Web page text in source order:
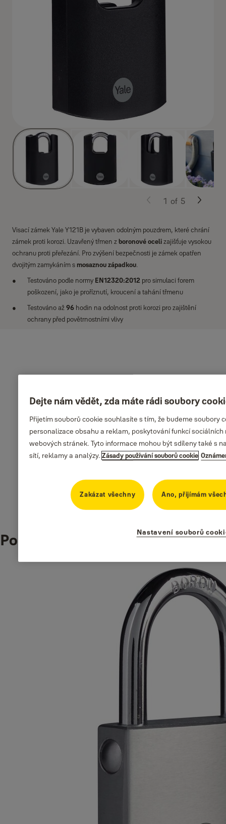
Visací zámek Yale Y121B je vybaven odolným pouzdrem, které chrání
zámek proti korozi. Uzavřený třmen zboronové ocelizajišťuje vysokou
ochranu proti přeřezání. Pro zvýšení bezpečnosti je zámek opatřen
dvojitým zamykáním s mosaznou západkou.
Testováno podle normy EN12320:2012 pro simulaci forem
poškození, jako je proříznutí, kroucení a tahání třmenu
Testováno až96 hodin na odolnost proti korozi pro zajištění
ochrany před povětrnostními vlivy
1 of 5
Materiál těla zámku
Ke stažení
Yale_YALE_PADLOCK_Y121B_Dimensional_Drawing_1.pdf
Podobné produkty
Dejte nám vědět, zda máte rádi soubory
Přijetím souborů cookie souhlasíte s tím, že budeme soubory
personalizace obsahu a reklam, poskytování funkcí sociálních
webových stránek. Tyto informace mohou být sdíleny také s
sítí, reklamy a analýzy.Zásady používání souborů cookie
Zakázat všechny Ano, přijímám
Nastavení souborů